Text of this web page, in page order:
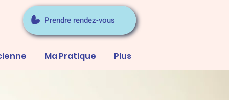
Prendre rendez-vous
Ma Pratique Plus